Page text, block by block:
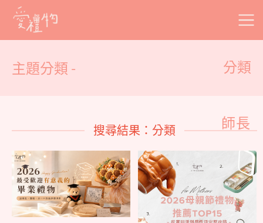
Skip
主題分類 - 分類
師長
搜尋結果：分類